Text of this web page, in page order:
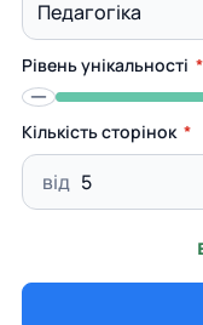
Рівень унікальності
Кількість сторінок
від